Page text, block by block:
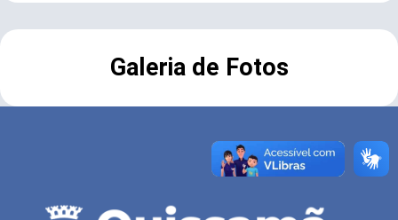
Galeria de Fotos